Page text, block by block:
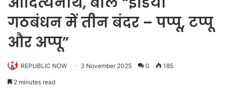
गठबंधन में तीन बंदर – पप्पू, टप्पू
और अप्पू”
REPUBLIC NOW 3 November 2025 0 185
2 minutes read